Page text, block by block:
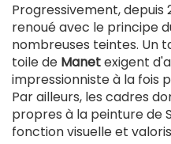
Progressivement, depuis
renoué avec le principe
nombreuses teintes. Un
toile de Manetexigent
impressionniste à la fois
Par ailleurs, les cadres
propres à la peinture de
fonction visuelle et